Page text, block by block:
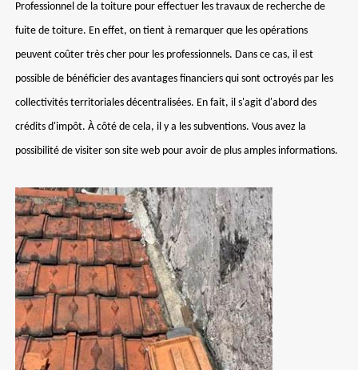
Professionnel de la toiture pour effectuer les travaux de recherche de
fuite de toiture. En effet, on tient à remarquer que les opérations
peuvent coûter très cher pour les professionnels. Dans ce cas, il est
possible de bénéficier des avantages financiers qui sont octroyés par les
collectivités territoriales décentralisées. En fait, il s'agit d'abord des
crédits d'impôt. À côté de cela, il y a les subventions. Vous avez la
possibilité de visiter son site web pour avoir de plus amples informations.